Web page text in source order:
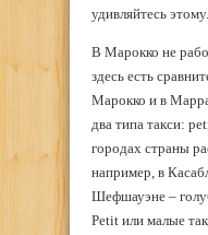
удивляйтесь этому.
В Марокко не
здесь есть
Марокко и в
два типа такси:
городах страны
например, в
Шефшауэне –
Petit или малые